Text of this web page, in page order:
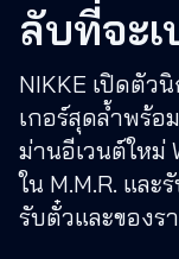
ลับที่จะ
NIKKE เปิดตัว
เกอร์สุดล้ำพร้อ
ม่านอีเวนต์ใหม่
ใน M.M.R. แล
รับตั๋วและของร